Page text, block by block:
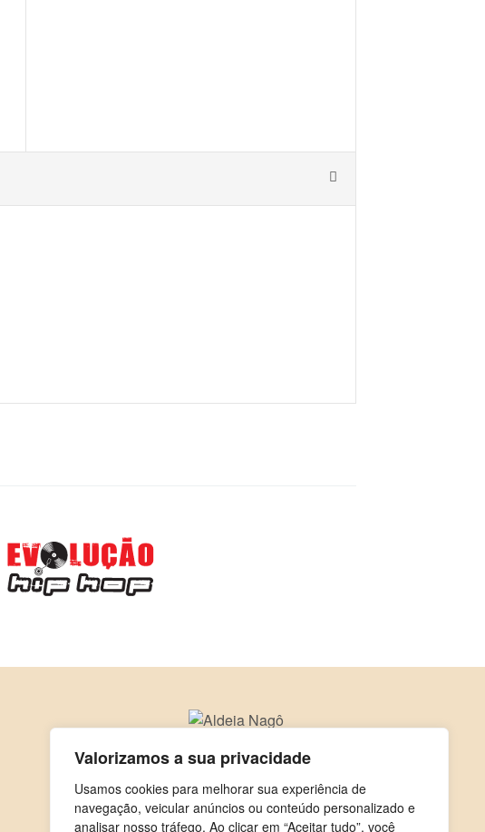
Valorizamos a sua privacidade
Usamos cookies para melhorar sua experiência de
navegação, veicular anúncios ou conteúdo personalizado e
analisar nosso tráfego. Ao clicar em “Aceitar tudo”, você